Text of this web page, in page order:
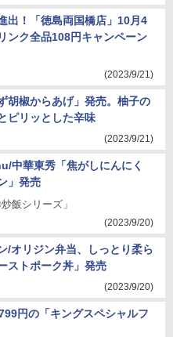
出！「徳島両国橋店」10月4
ンク全品108円キャンペーン
(2023/9/21)
胡椒からあげ」発売。柚子の
ピリッとした辛味
(2023/9/21)
中華東秀「焦がしにんにく
」発売
飯シリーズ」
(2023/9/20)
/オリジン弁当、しっとり柔ら
ストポーク丼」発売
(2023/9/20)
円の「キングスペシャルフ